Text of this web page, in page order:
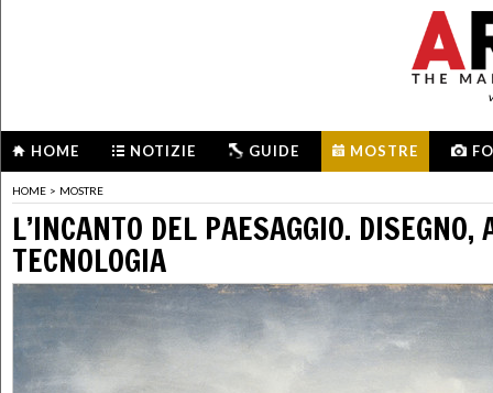
HOME NOTIZIE GUIDE MOSTRE
HOME > MOSTRE
L’INCANTO DEL PAESAGGIO. DISEGNO,
TECNOLOGIA